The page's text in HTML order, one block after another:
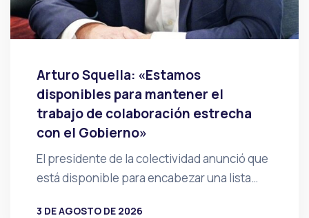
Arturo Squella: «Estamos
disponibles para mantener el
trabajo de colaboración estrecha
con el Gobierno»
El presidente de la colectividad anunció que
está disponible para encabezar una lista…
3 DE AGOSTO DE 2026